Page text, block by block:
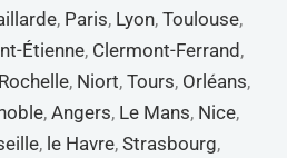
, Paris, Lyon, Toulouse,
Étienne, Clermont-Ferrand,
, Niort, Tours, Orléans,
, Angers, Le Mans, Nice,
, le Havre, Strasbourg,